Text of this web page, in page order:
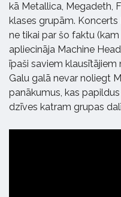
kā Metallica, Megadeth,
klases grupām.
ne tikai par šo faktu
apliecināja Machine
īpaši saviem
Galu galā nevar noliegt
panākumus, kas
dzīves katram grupas